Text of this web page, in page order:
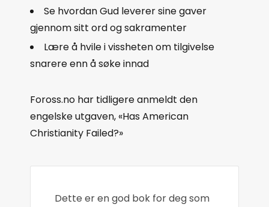
Se hvordan Gud leverer sine gaver
gjennom sitt ord og sakramenter
Lære å hvile i vissheten om tilgivelse
snarere enn å søke innad
Foross.no har tidligere anmeldt den
engelske utgaven, «Has American
Christianity Failed?»
Dette er en god bok for deg som